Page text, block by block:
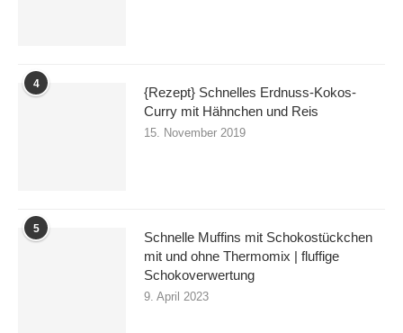
4
{Rezept} Schnelles Erdnuss-Kokos-
Curry mit Hähnchen und Reis
15. November 2019
5
Schnelle Muffins mit Schokostückchen
mit und ohne Thermomix | fluffige
Schokoverwertung
9. April 2023